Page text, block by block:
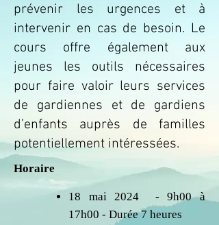
prévenir les urgences et à
intervenir en cas de besoin. Le
cours offre également aux
jeunes les outils nécessaires
pour faire valoir leurs services
de gardiennes et de gardiens
d’enfants auprès de familles
potentiellement intéressées.
Horaire
18 mai 2024 - 9h00 à
17h00 - Durée 7 heures